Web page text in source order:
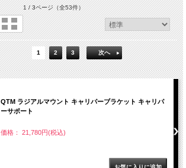
1 / 3ページ（全53件）
1 2 3 次へ
QTM ラジアルマウント キャリパーブラケット キャリパ
ーサポート
価格： 21,780円(税込)